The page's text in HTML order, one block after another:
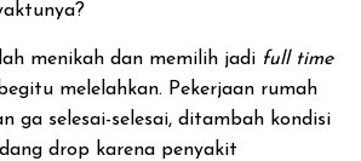
menikah dan memilih jadi full time
melelahkan. Pekerjaan rumah
ga selesai-selesai, ditambah kondisi
drop karena penyakit